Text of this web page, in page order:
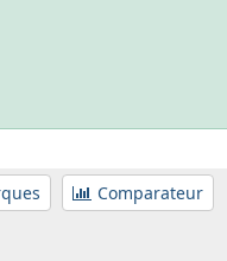
Comparateur